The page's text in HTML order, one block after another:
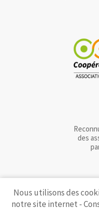
des
Nous utilisons des
notre site internet -